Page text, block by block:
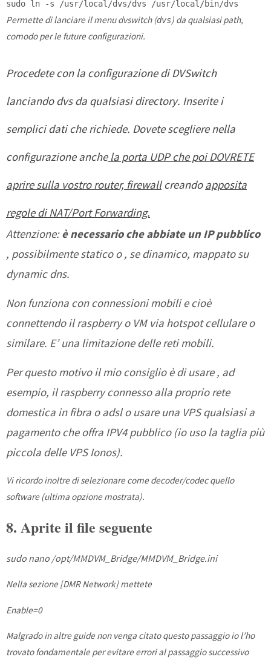
sudo ln -s /usr/local/dvs/dvs /usr/local/bin/dvs
Permette di lanciare il menu dvswitch (dvs) da qualsiasi path,
comodo per le future configurazioni.
Procedete con la configurazione di DVSwitch
lanciando dvs da qualsiasi directory. Inserite i
semplici dati che richiede. Dovete scegliere nella
configurazione anchela porta UDP che poi DOVRETE
aprire sulla vostro router, firewallcreandoapposita
regole di NAT/Port Forwarding.
Attenzione:è necessario che abbiate un IP pubblico
, possibilmente statico o , se dinamico, mappato su
dynamic dns.
Non funziona con connessioni mobili e cioè
connettendo il raspberry o VM via hotspot cellulare o
similare. E’ una limitazione delle reti mobili.
Per questo motivo il mio consiglio è di usare , ad
esempio, il raspberry connesso alla proprio rete
domestica in fibra o adsl o usare una VPS qualsiasi a
pagamento che offra IPV4 pubblico (io uso la taglia più
piccola delle VPS Ionos).
Vi ricordo inoltre di selezionare come decoder/codec quello
software (ultima opzione mostrata).
8. Aprite il file seguente
sudo nano /opt/MMDVM_Bridge/MMDVM_Bridge.ini
Nella sezione [DMR Network] mettete
Enable=0
Malgrado in altre guide non venga citato questo passaggio io l’ho
trovato fondamentale per evitare errori al passaggio successivo